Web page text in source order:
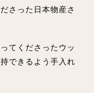
さった日本物産さ
てくださったウッ
できるよう手入れ